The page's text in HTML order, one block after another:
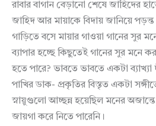
রাবার বাগান বেড়ানো শেষে জাহিদের
জাহিদ আর মায়াকে বিদায় জানিয়ে
গাড়িতে বসে মায়ার গাওয়া গানের সুর
ব্যাপার হচ্ছে কিছুতেই গানের সুর মনে
হতে পারে? ভাবতে ভাবতে একটা
পাখির ডাক- প্রকৃতির বিস্তৃত একটা
স্নায়ুগুলো আচ্ছন্ন হয়েছিল মনের
জায়গা করে নিতে পারেনি।